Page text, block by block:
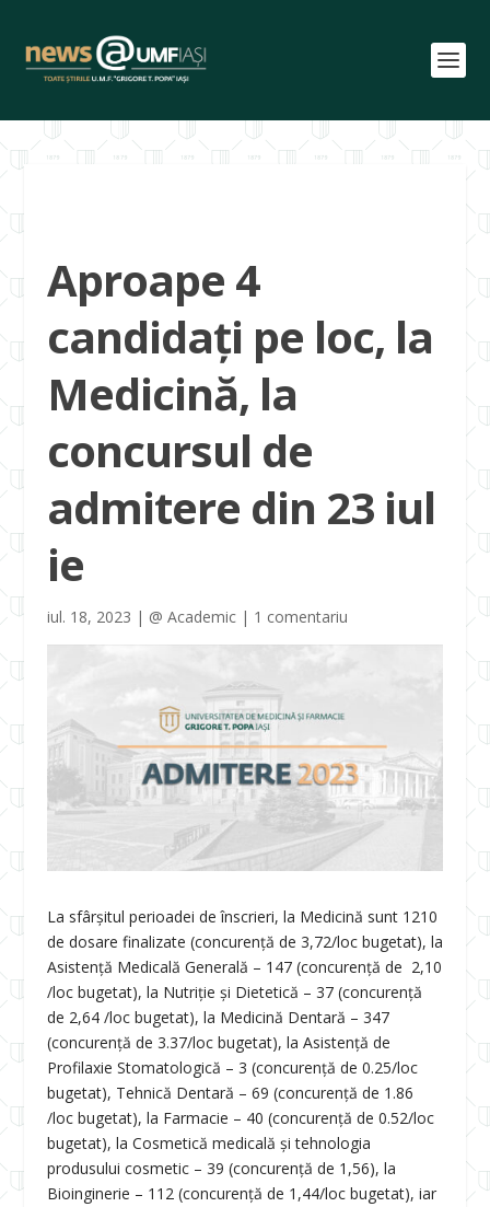
Aproape 4
candidați pe loc, la
Medicină, la
concursul de
admitere din 23 iul
ie
iul. 18, 2023 | @ Academic| 1 comentariu
La sfârșitul perioadei de înscrieri, la Medicină sunt 1210
de dosare finalizate (concurență de 3,72/loc bugetat), la
Asistență Medicală Generală – 147 (concurență de 2,10
/loc bugetat), la Nutriție și Dietetică – 37 (concurență
de 2,64 /loc bugetat), la Medicină Dentară – 347
(concurență de 3.37/loc bugetat), la Asistență de
Profilaxie Stomatologică – 3 (concurență de 0.25/loc
bugetat), Tehnică Dentară – 69 (concurență de 1.86
/loc bugetat), la Farmacie – 40 (concurență de 0.52/loc
bugetat), la Cosmetică medicală și tehnologia
produsului cosmetic – 39 (concurență de 1,56), la
Bioinginerie – 112 (concurență de 1,44/loc bugetat), iar